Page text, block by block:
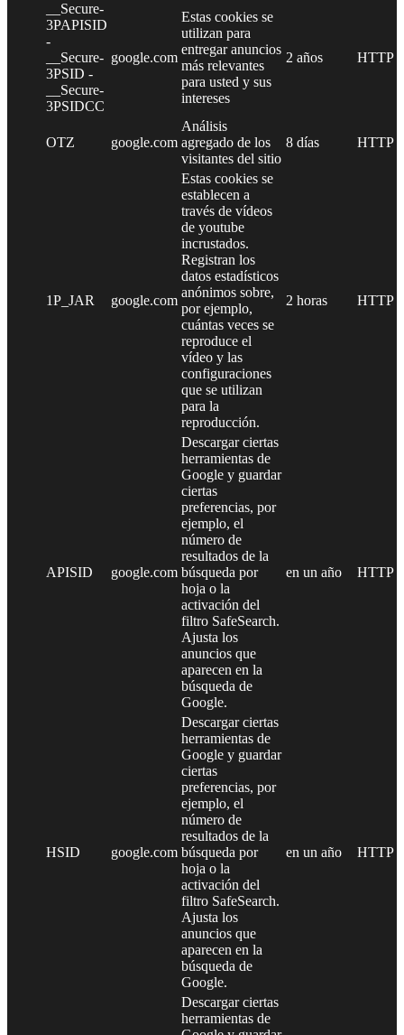
__Secure-
3PAPISID
-
__Secure-
3PSID -
__Secure-
3PSIDCC
google.com
Estas cookies se
utilizan para
entregar anuncios
más relevantes
para usted y sus
intereses
2 años HTTP
OTZ google.com
Análisis
agregado de los
visitantes del sitio
8 días HTTP
1P_JAR google.com
Estas cookies se
establecen a
través de vídeos
de youtube
incrustados.
Registran los
datos estadísticos
anónimos sobre,
por ejemplo,
cuántas veces se
reproduce el
vídeo y las
configuraciones
que se utilizan
para la
reproducción.
2 horas HTTP
APISID google.com
Descargar ciertas
herramientas de
Google y guardar
ciertas
preferencias, por
ejemplo, el
número de
resultados de la
búsqueda por
hoja o la
activación del
filtro SafeSearch.
Ajusta los
anuncios que
aparecen en la
búsqueda de
Google.
en un año HTTP
HSID google.com
Descargar ciertas
herramientas de
Google y guardar
ciertas
preferencias, por
ejemplo, el
número de
resultados de la
búsqueda por
hoja o la
activación del
filtro SafeSearch.
Ajusta los
anuncios que
aparecen en la
búsqueda de
Google.
en un año HTTP
Descargar ciertas
herramientas de